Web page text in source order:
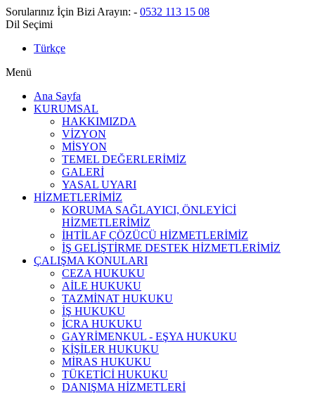
Sorularınız İçin Bizi Arayın: - 0532 113 15 08
Dil Seçimi
Türkçe
Menü
Ana Sayfa
KURUMSAL
HAKKIMIZDA
VİZYON
MİSYON
TEMEL DEĞERLERİMİZ
GALERİ
YASAL UYARI
HİZMETLERİMİZ
KORUMA SAĞLAYICI, ÖNLEYİCİ
HİZMETLERİMİZ
İHTİLAF ÇÖZÜCÜ HİZMETLERİMİZ
İŞ GELİŞTİRME DESTEK HİZMETLERİMİZ
ÇALIŞMA KONULARI
CEZA HUKUKU
AİLE HUKUKU
TAZMİNAT HUKUKU
İŞ HUKUKU
İCRA HUKUKU
GAYRİMENKUL - EŞYA HUKUKU
KİŞİLER HUKUKU
MİRAS HUKUKU
TÜKETİCİ HUKUKU
DANIŞMA HİZMETLERİ